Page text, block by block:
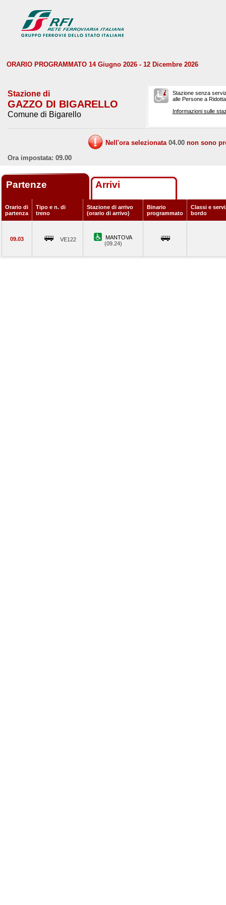
ORARIO PROGRAMMATO 14 Giugno 2026 - 12 Dicembre 2026
Stazione di
GAZZO DI BIGARELLO
Comune di Bigarello
Stazione senza
alle Persone a
Informazioni sulle
Nell'ora selezionata 04.00 non sono
Ora impostata: 09.00
Partenze Arrivi
Orario di
partenza
Tipo e n. di
treno
Stazione di arrivo
(orario di arrivo)
Binario
programmato
Classi e
bordo
09.03 VE122
MANTOVA
(09.24)